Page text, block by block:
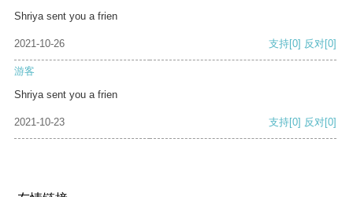
Shriya sent you a frien
2021-10-26 支持[0] 反对[0]
游客
Shriya sent you a frien
2021-10-23 支持[0] 反对[0]